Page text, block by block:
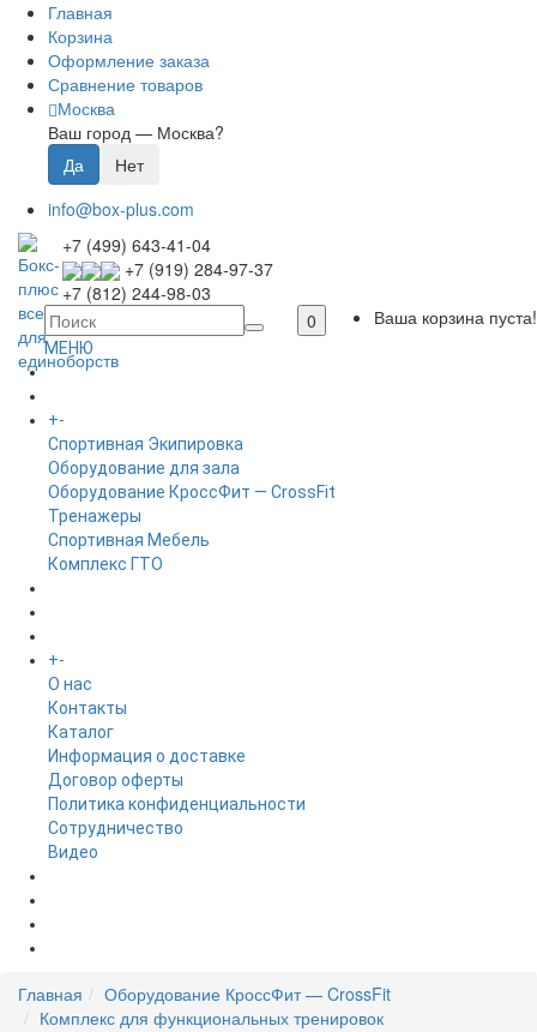
Главная
Корзина
Оформление заказа
Сравнение товаров
Москва
Ваш город — Москва?
info@box-plus.com
+7 (499) 643-41-04
+7 (919) 284-97-37
+7 (812) 244-98-03
0
Ваша корзина пуста!
МЕНЮ
ГЛАВНАЯ
+-
Спортивная Экипировка
Оборудование для зала
Оборудование КроссФит — CrossFit
Тренажеры
Спортивная Мебель
Комплекс ГТО
+-
O нас
Контакты
Каталог
Информация о доставке
Договор оферты
Политика конфиденциальности
Сотрудничество
Видео
Главная
Оборудование КроссФит — CrossFit
Комплекс для функциональных тренировок